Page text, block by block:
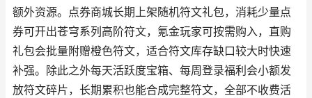
额外资源。点券商城长期上架随机符文礼包，消耗少量点
券可开出苍穹系列高阶符文，氪金玩家可按需购入，直购
礼包会批量附赠橙色符文，适合符文库存缺口较大时快速
补强。除此之外每天活跃度宝箱、每周登录福利会小额发
放符文碎片，长期累积也能合成完整符文，全部不收费活